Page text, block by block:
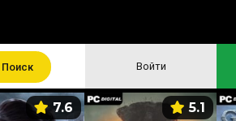
Поиск Войти
7.6 5.1